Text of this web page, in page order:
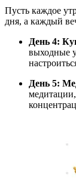
Пусть каждое
дня, а каждый
День 4:
выходные
День 5: